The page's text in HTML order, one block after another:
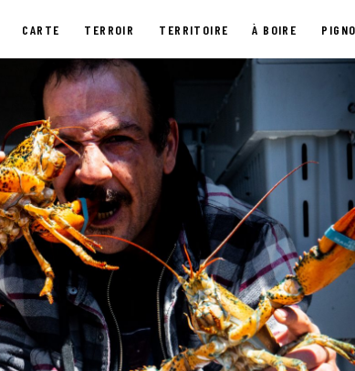
CARTE TERROIR TERRITOIRE À BOIRE